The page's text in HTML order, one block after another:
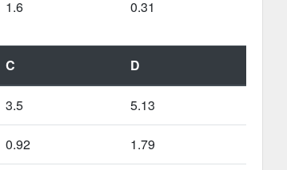
1.6 0.31
C D
3.5 5.13
0.92 1.79